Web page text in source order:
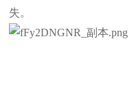
失。